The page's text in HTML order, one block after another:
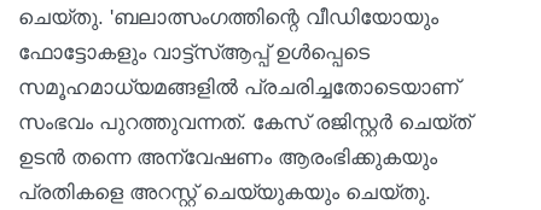
ചെയ്തു. 'ബലാത്സംഗത്തിന്റെ വീഡിയോയും
ഫോട്ടോകളും വാട്ട്‌സ്ആപ്പ് ഉള്‍പ്പെടെ
സമൂഹമാധ്യമങ്ങളില്‍ പ്രചരിച്ചതോടെയാണ്
സംഭവം പുറത്തുവന്നത്. കേസ് രജിസ്റ്റര്‍ ചെയ്ത്
ഉടന്‍ തന്നെ അന്വേഷണം ആരംഭിക്കുകയും
പ്രതികളെ അറസ്റ്റ് ചെയ്യുകയും ചെയ്തു.